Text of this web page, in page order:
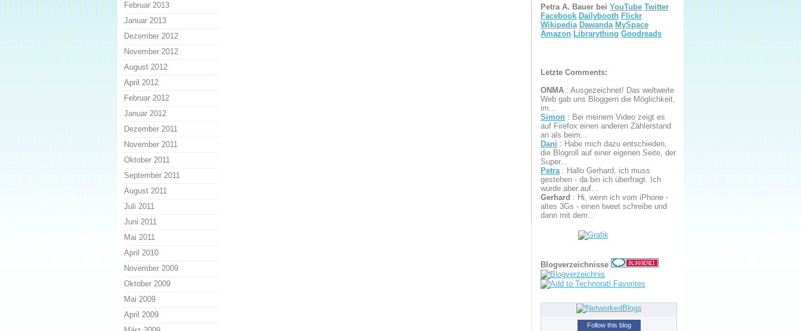
Petra A. Bauer bei YouTube Twitter
Facebook Dailybooth Flickr
Wikipedia Dawanda MySpace
Amazon Librarything Goodreads
Letzte Comments:
ONMA : Ausgezeichnet! Das weltweite
Web gab uns Bloggern die Möglichkeit,
im...
Simon : Bei meinem Video zeigt es
auf Firefox einen anderen Zählerstand
an als beim...
Dani : Habe mich dazu entschieden,
die Blogroll auf einer eigenen Seite, der
Super...
Petra : Hallo Gerhard, ich muss
gestehen - da bin ich überfragt. Ich
würde aber auf...
Gerhard : Hi, wenn ich vom iPhone -
altes 3Gs - einen tweet schreibe und
dann mit dem...
Blogverzeichnisse
Follow this blog
Februar 2013
Januar 2013
Dezember 2012
November 2012
August 2012
April 2012
Februar 2012
Januar 2012
Dezember 2011
November 2011
Oktober 2011
September 2011
August 2011
Juli 2011
Juni 2011
Mai 2011
April 2010
November 2009
Oktober 2009
Mai 2009
April 2009